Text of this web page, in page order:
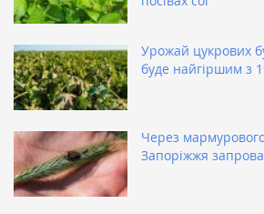
Урожай цукрових
буде найгіршим з
Через
Запоріжжя